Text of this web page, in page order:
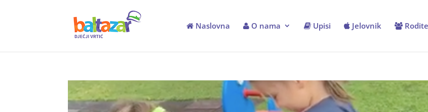
Naslovna O nama Upisi Jelovnik